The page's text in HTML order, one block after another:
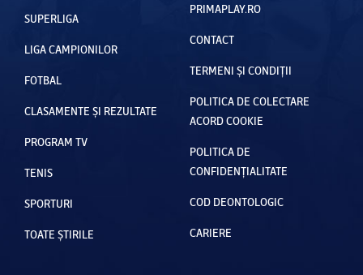
SUPERLIGA
LIGA CAMPIONILOR
FOTBAL
CLASAMENTE ȘI REZULTATE
PROGRAM TV
TENIS
SPORTURI
TOATE ȘTIRILE
PRIMAPLAY.RO
CONTACT
TERMENI ȘI CONDIȚII
POLITICA DE COLECTARE
ACORD COOKIE
POLITICA DE
CONFIDENȚIALITATE
COD DEONTOLOGIC
CARIERE